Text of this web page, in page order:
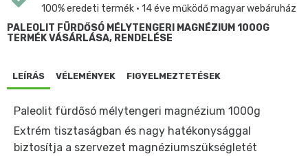
100% eredeti termék • 14 éve működő magyar webáruház
PALEOLIT FÜRDŐSÓ MÉLYTENGERI MAGNÉZIUM 1000G
TERMÉK VÁSÁRLÁSA, RENDELÉSE
LEÍRÁS VÉLEMÉNYEK FIGYELMEZTETÉSEK
Paleolit fürdősó mélytengeri magnézium 1000g
Extrém tisztaságban és nagy hatékonysággal
biztosítja a szervezet magnéziumszükségletét